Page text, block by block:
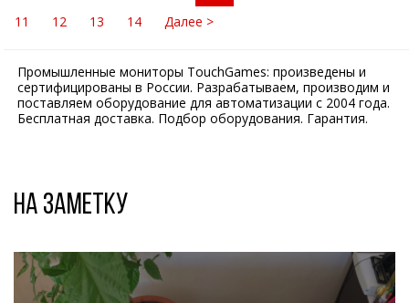
11
12 13 14 Далее >
Промышленные мониторы TouchGames: произведены и
сертифицированы в России. Разрабатываем, производим и
поставляем оборудование для автоматизации с 2004 года.
Бесплатная доставка. Подбор оборудования. Гарантия.
На заметку